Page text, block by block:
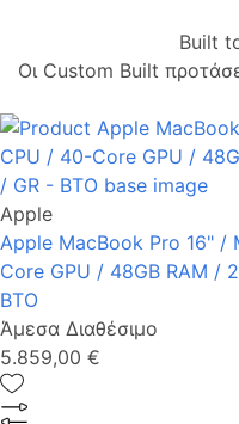
Built
Οι Custom Built
Apple
Apple MacBook Pro 16"
Core GPU / 48GB RAM /
BTO
Άμεσα Διαθέσιμο
5.859,00 €